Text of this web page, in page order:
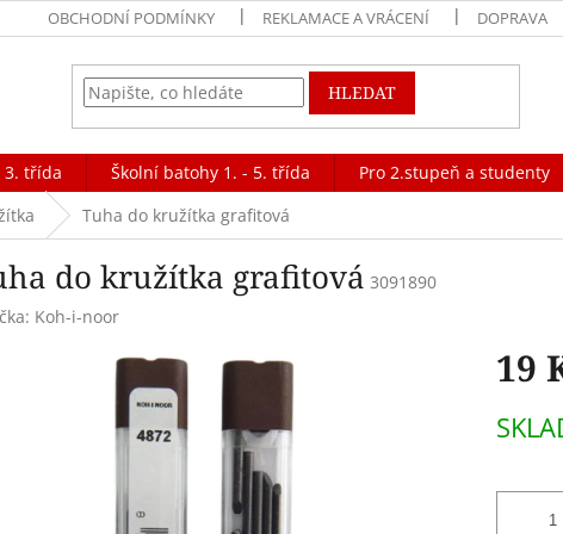
OBCHODNÍ PODMÍNKY REKLAMACE A VRÁCENÍ DOPRAVA
HLEDAT
3. třída Školní batohy 1. - 5. třída Pro 2.stupeň a studenty
Tuha do kružítka grafitová
do kružítka grafitová 3091890
Koh-i-noor
19
cena: